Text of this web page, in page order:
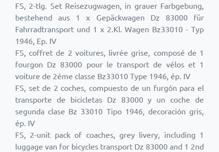
FS, 2-tlg. Set Reisezugwagen, in grauer Farbgebung,
bestehend aus 1 x Gepäckwagen Dz 83000 für
Fahrradtransport und 1 x 2.Kl. Wagen Bz33010 - Typ
1946, Ep. IV
FS, coffret de 2 voitures, livrée grise, composé de 1
fourgon Dz 83000 pour le transport de vélos et 1
voiture de 2éme classe Bz33010 Type 1946, ép. IV
FS, set de 2 coches, compuesto de un furgón para el
transporte de bicicletas Dz 83000 y un coche de
segunda clase Bz 33010 Tipo 1946, decoración gris,
ép. IV
FS, 2-unit pack of coaches, grey livery, including 1
luggage van for bicycles transport Dz 83000 and 1 2nd